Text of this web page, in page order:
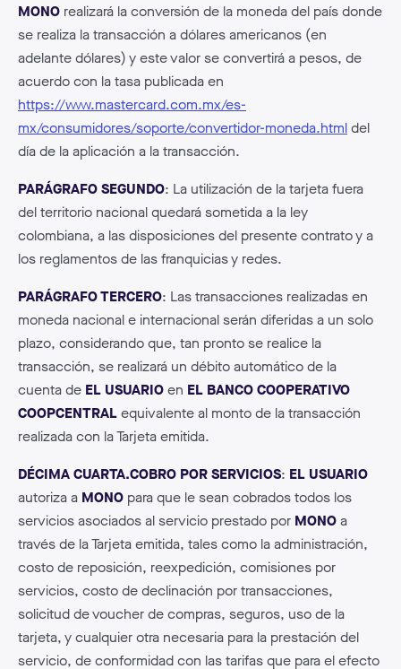
MONO realizará la conversión de la moneda del país donde
se realiza la transacción a dólares americanos (en
adelante dólares) y este valor se convertirá a pesos, de
acuerdo con la tasa publicada en
https://www.mastercard.com.mx/es-
mx/consumidores/soporte/convertidor-moneda.htmldel
día de la aplicación a la transacción.
PARÁGRAFO SEGUNDO: La utilización de la tarjeta fuera
del territorio nacional quedará sometida a la ley
colombiana, a las disposiciones del presente contrato y a
los reglamentos de las franquicias y redes.
PARÁGRAFO TERCERO: Las transacciones realizadas en
moneda nacional e internacional serán diferidas a un solo
plazo, considerando que, tan pronto se realice la
transacción, se realizará un débito automático de la
cuenta de EL USUARIOen EL BANCO COOPERATIVO
COOPCENTRALequivalente al monto de la transacción
realizada con la Tarjeta emitida.
DÉCIMA CUARTA.COBRO POR SERVICIOS: EL USUARIO
autoriza a MONO para que le sean cobrados todos los
servicios asociados al servicio prestado por MONOa
través de la Tarjeta emitida, tales como la administración,
costo de reposición, reexpedición, comisiones por
servicios, costo de declinación por transacciones,
solicitud de voucher de compras, seguros, uso de la
tarjeta, y cualquier otra necesaria para la prestación del
servicio, de conformidad con las tarifas que para el efecto